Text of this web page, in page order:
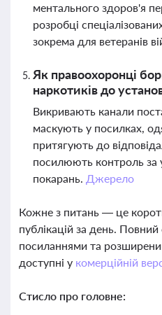
ментального здоров'я
розробці
зокрема для ветеранів
Як правоохоронці
наркотиків до
Викривають канали
маскують у посилках,
притягують до
посилюють контроль за
покарань. Джерело
Кожне з питань — це
публікацій за день.
посиланнями та
доступні у комерційній
Стисло про головне: